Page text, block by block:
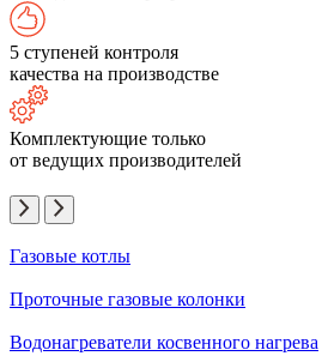
5 ступеней контроля
качества на производстве
Комплектующие только
от ведущих производителей
Газовые котлы
Проточные газовые колонки
Водонагреватели косвенного нагрева